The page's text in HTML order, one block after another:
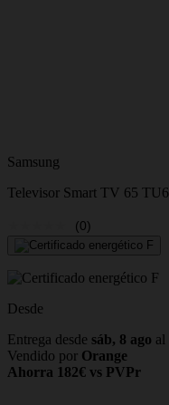
Samsung
Televisor Smart TV 65
(0)
Desde
Entrega desde sáb, 8 ago al
Vendido por Orange
Ahorra 182€ vs PVPr